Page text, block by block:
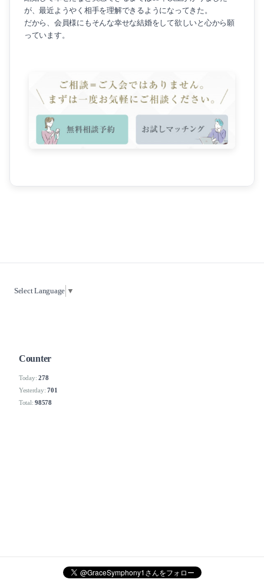
が、最近ようやく相手を理解できるようになってきた。
だから、会員様にもそんな幸せな結婚をして欲しいと心から願
っています。
Select Language ▼
Counter
Today:278
Yesterday:701
Total:98578